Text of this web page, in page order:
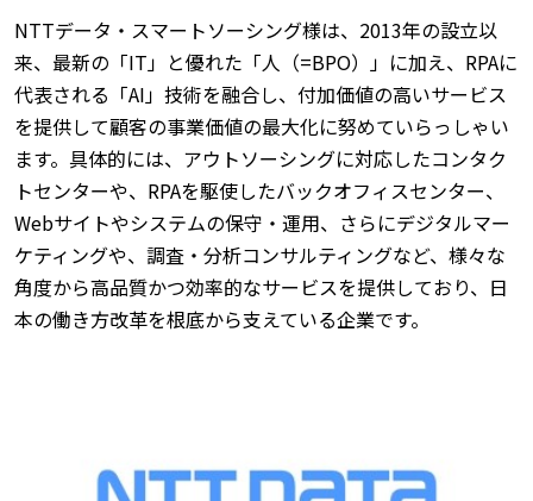
NTTデータ・スマートソーシング様は、2013年の設立以
来、最新の「IT」と優れた「人（=BPO）」に加え、RPAに
代表される「AI」技術を融合し、付加価値の高いサービス
を提供して顧客の事業価値の最大化に努めていらっしゃい
ます。具体的には、アウトソーシングに対応したコンタク
トセンターや、RPAを駆使したバックオフィスセンター、
Webサイトやシステムの保守・運用、さらにデジタルマー
ケティングや、調査・分析コンサルティングなど、様々な
角度から高品質かつ効率的なサービスを提供しており、日
本の働き方改革を根底から支えている企業です。